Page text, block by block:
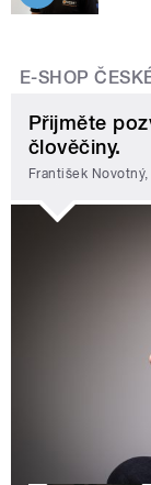
E-SHOP
Přijměte
člověčiny.
František